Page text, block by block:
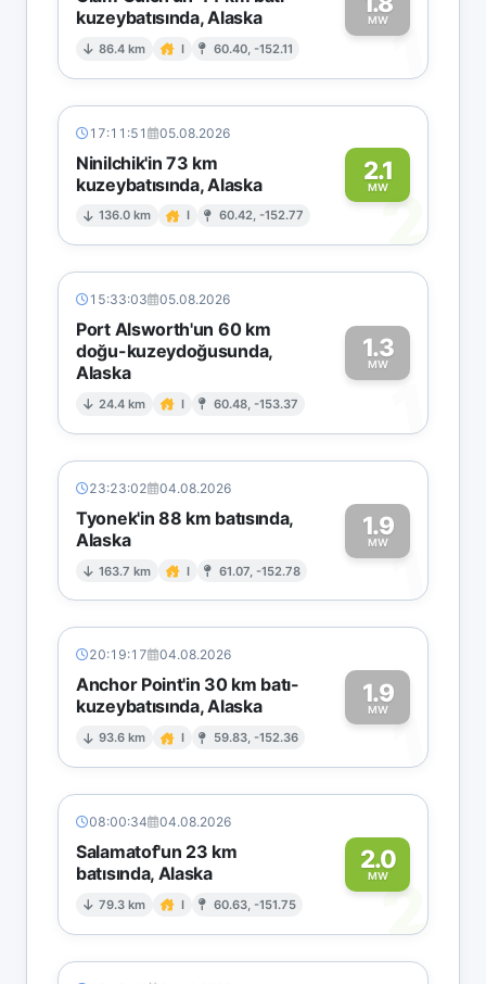
kuzeybatısında, Alaska
86.4 km I 60.40, -152.11
MW1
17:11:51 05.08.2026
Ninilchik'in 73 km
kuzeybatısında, Alaska
136.0 km I 60.42, -152.77
2.1
MW2
15:33:03 05.08.2026
Port Alsworth'un 60 km
doğu-kuzeydoğusunda,
Alaska
24.4 km I 60.48, -153.37
1.3
MW
1
23:23:02 04.08.2026
Tyonek'in 88 km batısında,
Alaska
163.7 km I 61.07, -152.78
1.9
MW1
20:19:17 04.08.2026
Anchor Point'in 30 km batı-
kuzeybatısında, Alaska
93.6 km I 59.83, -152.36
1.9
MW1
08:00:34 04.08.2026
Salamatof'un 23 km
batısında, Alaska
79.3 km I 60.63, -151.75
2.0
MW2